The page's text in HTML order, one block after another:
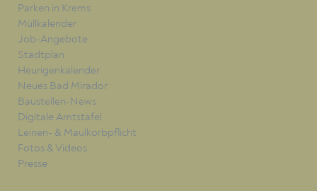
Parken in Krems
Müllkalender
Job-Angebote
Stadtplan
Heurigenkalender
Neues Bad Mirador
Baustellen-News
Digitale Amtstafel
Leinen- & Maulkorbpflicht
Fotos & Videos
Presse